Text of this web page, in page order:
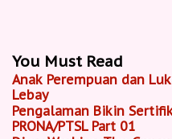
You Must Read
Anak Perempuan dan
Lebay
Pengalaman Bikin
PRONA/PTSL Part 01